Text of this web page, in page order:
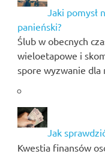
Jaki pomysł
panieński?
Ślub w obecnych
wieloetapowe i
spore wyzwanie dla
Jak
Kwestia finansów